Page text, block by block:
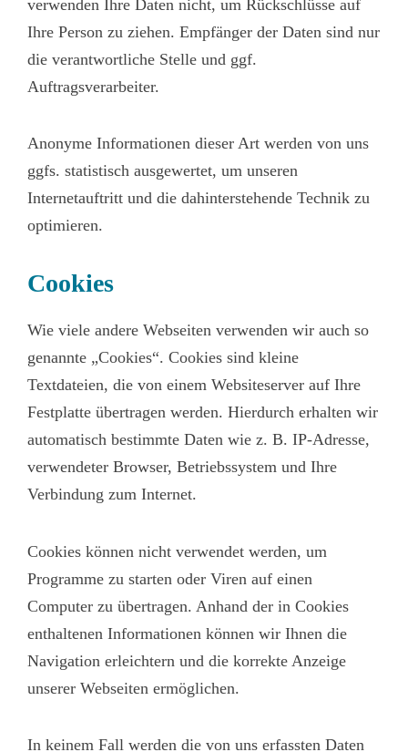
verwenden Ihre Daten nicht, um Rückschlüsse auf
Ihre Person zu ziehen. Empfänger der Daten sind nur
die verantwortliche Stelle und ggf.
Auftragsverarbeiter.
Anonyme Informationen dieser Art werden von uns
ggfs. statistisch ausgewertet, um unseren
Internetauftritt und die dahinterstehende Technik zu
optimieren.
Cookies
Wie viele andere Webseiten verwenden wir auch so
genannte „Cookies“. Cookies sind kleine
Textdateien, die von einem Websiteserver auf Ihre
Festplatte übertragen werden. Hierdurch erhalten wir
automatisch bestimmte Daten wie z. B. IP-Adresse,
verwendeter Browser, Betriebssystem und Ihre
Verbindung zum Internet.
Cookies können nicht verwendet werden, um
Programme zu starten oder Viren auf einen
Computer zu übertragen. Anhand der in Cookies
enthaltenen Informationen können wir Ihnen die
Navigation erleichtern und die korrekte Anzeige
unserer Webseiten ermöglichen.
In keinem Fall werden die von uns erfassten Daten